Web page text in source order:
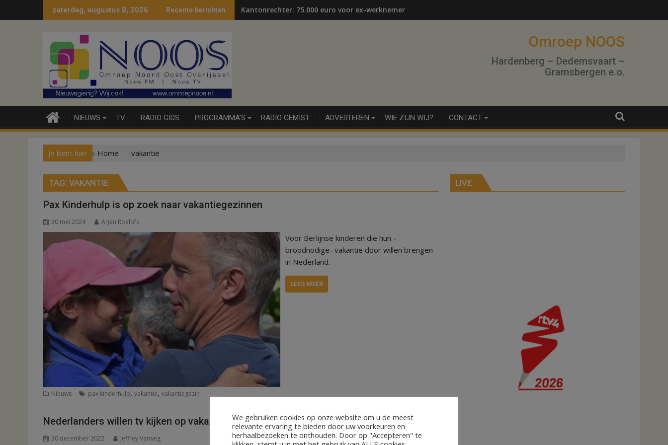
naar
zaterdag, augustus 8, 2026 Recente berichten Kantonrechter: 75.000 euro voor ex-werknemers
Omroep NOOS
Hardenberg – Dedemsvaart –
Gramsbergen e.o.
NIEUWS TV RADIO GIDS PROGRAMMA’S RADIO GEMIST ADVERTEREN WIE ZIJN WIJ? CONTACT
Je bent hier Home vakantie
TAG: VAKANTIE
Pax Kinderhulp is op zoek naar vakantiegezinnen
30 mei 2024 Arjen Roelofs
Voor Berlijnse kinderen die hun -
broodnodige- vakantie door willen brengen
in Nederland.
LEES MEER
Nieuws pax kinderhulp, vakantie, vakantiegezin
Nederlanders willen tv kijken op vakantie
30 december 2022 Jeffrey Varweg
LIVE
We gebruiken cookies op onze website om u de meest
relevante ervaring te bieden door uw voorkeuren en
herhaalbezoeken te onthouden. Door op "Accepteren" te